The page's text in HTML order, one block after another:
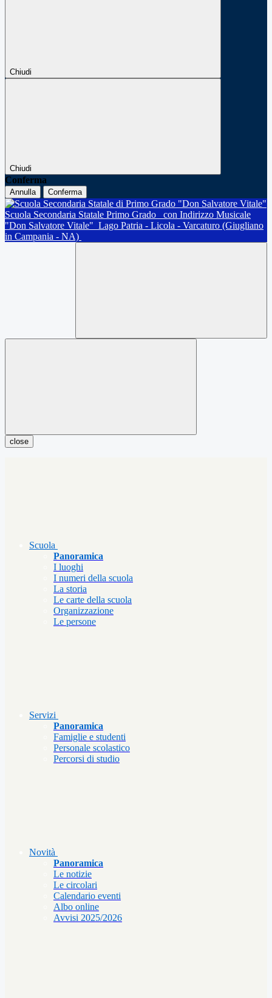
Chiudi
Chiudi
Conferma
Annulla Conferma
Scuola Secondaria Statale Primo Grado
con Indirizzo Musicale
"Don Salvatore Vitale" Lago Patria - Licola - Varcaturo (Giugliano
in Campania - NA)
close
Scuola
Panoramica
I luoghi
I numeri della scuola
La storia
Le carte della scuola
Organizzazione
Le persone
Servizi
Panoramica
Famiglie e studenti
Personale scolastico
Percorsi di studio
Novità
Panoramica
Le notizie
Le circolari
Calendario eventi
Albo online
Avvisi 2025/2026